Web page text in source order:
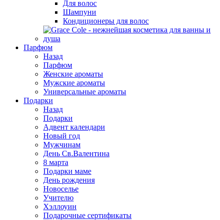
Для волос
Шампуни
Кондиционеры для волос
Парфюм
Назад
Парфюм
Женские ароматы
Мужские ароматы
Универсальные ароматы
Подарки
Назад
Подарки
Адвент календари
Новый год
Мужчинам
День Св.Валентина
8 марта
Подарки маме
День рождения
Новоселье
Учителю
Хэллоуин
Подарочные сертификаты